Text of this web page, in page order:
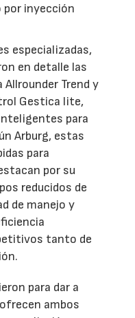
por inyección
especializadas,
en detalle las
Trend y
Gestica lite,
para
Arburg, estas
para
por su
reducidos de
de manejo y
tanto de
para dar a
ambos